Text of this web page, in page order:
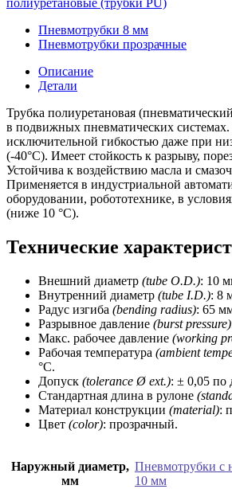
полиуретановая
10/8
прозрачная
полиуретановые (трубки PU)
Пневмотрубки 8 мм
Пневмотрубки прозрачные
Описание
Детали
Трубка полиуретановая
в подвижных пневматических системах.
исключительной гибкостью даже при
(-40°C). Имеет стойкость к разрыву,
Устойчива к воздействию масла и
Применяется в индустриальной
оборудовании, робототехнике, в
(ниже 10 °C).
Технические
Внешний диаметр (tube O.D.): 10
Внутренний диаметр (tube I.D.): 8
Радус изгиба (bending radius): 65
Разрывное давление (burst pressure)
Макс. рабочее давление (working
Рабочая температура (ambient
°C.
Допуск (tolerance Ø ext.): ± 0,05 по
Стандартная длина в рулоне
Материал конструкции (material):
Цвет (color): прозрачный.
Наружный диаметр,
мм
Пневмотрубки с
10 мм